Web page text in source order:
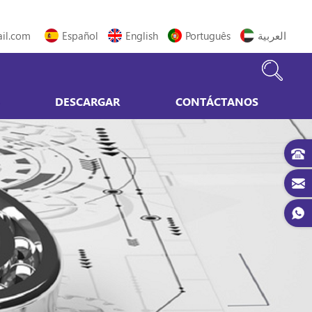
Español
English Português العربية
DESCARGAR CONTÁCTANOS